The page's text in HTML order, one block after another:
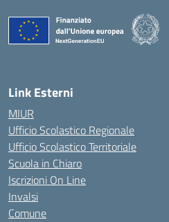
Link Esterni
MIUR
Ufficio Scolastico Regionale
Ufficio Scolastico Territoriale
Scuola in Chiaro
Iscrizioni On Line
Invalsi
Comune